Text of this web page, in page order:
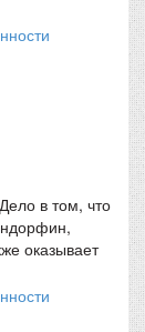
в том, что
оказывает